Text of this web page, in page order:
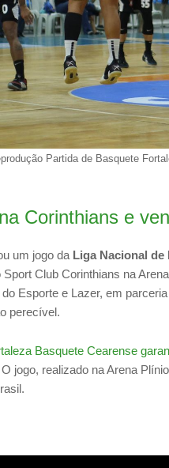
Partida de Basquete
Corinthians e
um jogo da Liga Nacional de
Sport Club Corinthians na
Esporte e Lazer, em
perecível.
Basquete Cearense
O jogo, realizado na Arena